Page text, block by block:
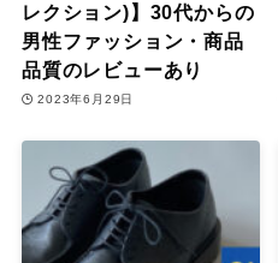
レクション)】30代からの
男性ファッション・商品
品質のレビューあり
2023年6月29日